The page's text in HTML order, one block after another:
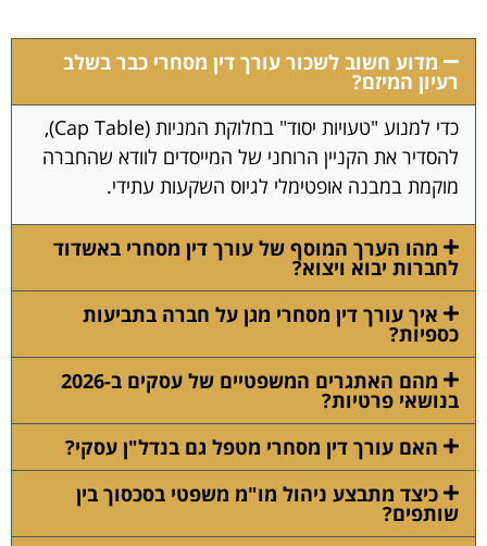
מדוע חשוב לשכור עורך דין מסחרי כבר בשלב
רעיון המיזם?
כדי למנוע "טעויות יסוד" בחלוקת המניות (Cap Table),
להסדיר את הקניין הרוחני של המייסדים לוודא שהחברה
מוקמת במבנה אופטימלי לגיוס השקעות עתידי.
מהו הערך המוסף של עורך דין מסחרי באשדוד
לחברות יבוא ויצוא?
איך עורך דין מסחרי מגן על חברה בתביעות
כספיות?
מהם האתגרים המשפטיים של עסקים ב-2026
בנושאי פרטיות?
האם עורך דין מסחרי מטפל גם בנדל"ן עסקי?
כיצד מתבצע ניהול מו"מ משפטי בסכסוך בין
שותפים?